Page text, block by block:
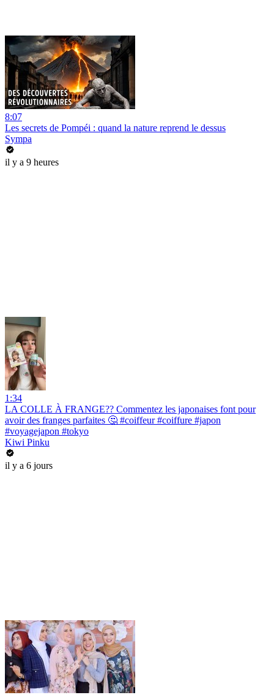
8:07
Les secrets de Pompéi : quand la nature reprend le dessus
Sympa
il y a 9 heures
1:34
LA COLLE À FRANGE?? Commentez les japonaises font pour
avoir des franges parfaites 🤔 #coiffeur #coiffure #japon
#voyagejapon #tokyo
Kiwi Pinku
il y a 6 jours